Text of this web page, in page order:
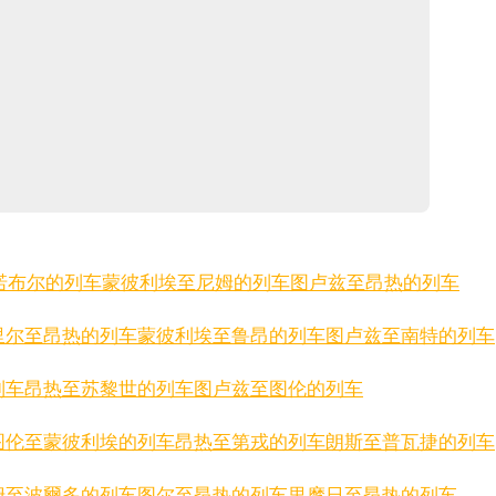
布尔的列车蒙彼利埃至尼姆的列车图卢兹至昂热的列车
尔至昂热的列车蒙彼利埃至鲁昂的列车图卢兹至南特的列车
车昂热至苏黎世的列车图卢兹至图伦的列车
伦至蒙彼利埃的列车昂热至第戎的列车朗斯至普瓦捷的列车